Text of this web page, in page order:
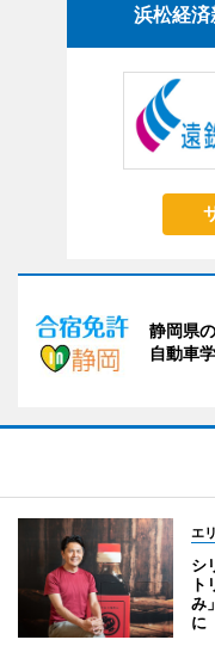
浜松経
静岡県
自動車学
エ
シ
ト
み
に